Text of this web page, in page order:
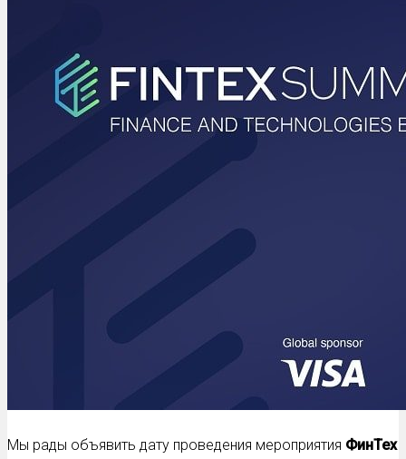
Мы рады объявить дату проведения мероприятия ФинТех